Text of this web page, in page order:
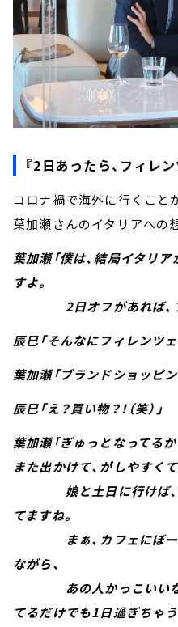
『2日あったら、フィレン
コロナ禍で海外に行くこと
葉加瀬さんのイタリアへの
葉加瀬「僕は、結局イタリ
すよ。
2日オフがあれば、フ
辰巳「そんなにフィレンツ
葉加瀬「ブランドショッピン
辰巳「え？買い物？！（笑）」
葉加瀬「ぎゅっとなってるか
また出かけて、がしやすくて
娘と土日に行けば、代
てますね。
まぁ、カフェにぼーっ
ながら、
あの人かっこいいな
てるだけでも1日過ぎちゃう